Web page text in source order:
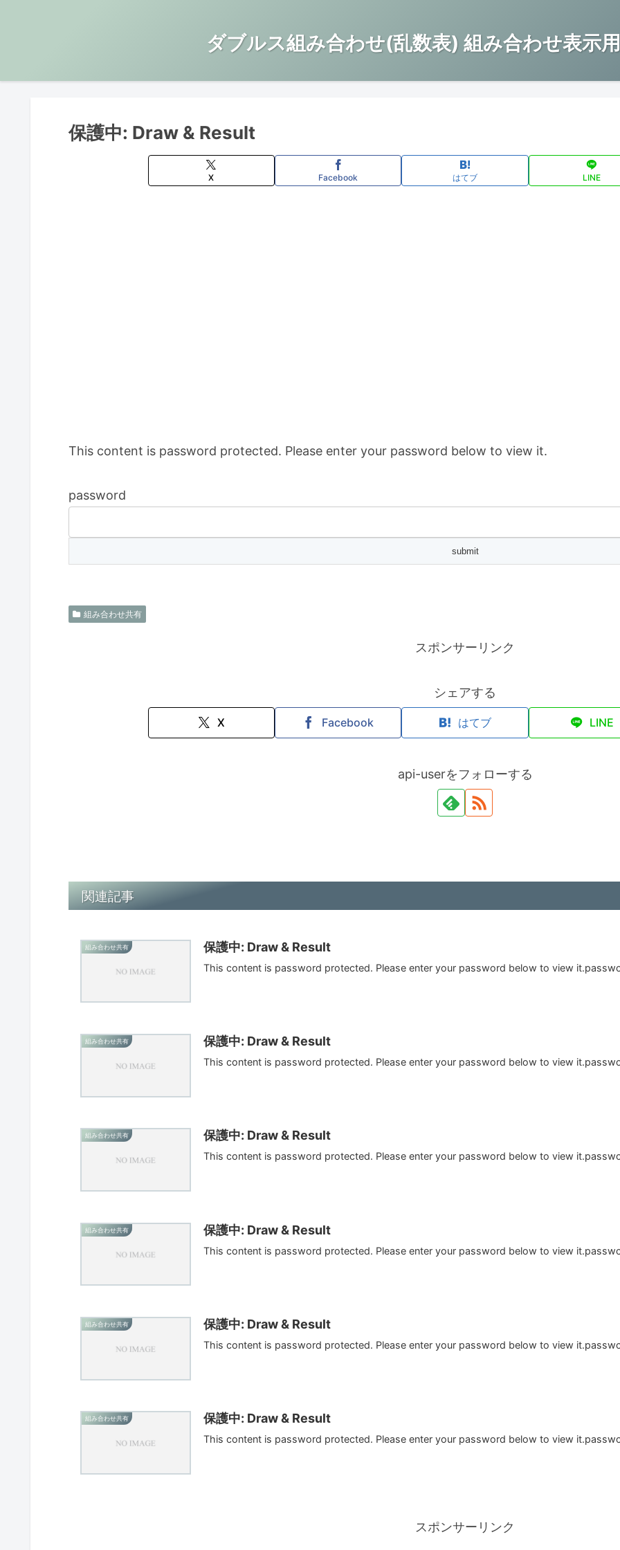
ダブルス組み合わせ(乱数表) 組み合わせ表示
保護中: Draw & Result
X Facebook はてブ LINE
This content is password protected. Please enter your password below to view it.
password
組み合わせ共有
スポンサーリンク
シェアする
X Facebook はてブ LINE
api-userをフォローする
関連記事
組み合わせ共有 保護中: Draw & Result
This content is password protected. Please enter your password below to view
組み合わせ共有 保護中: Draw & Result
This content is password protected. Please enter your password below to view
組み合わせ共有 保護中: Draw & Result
This content is password protected. Please enter your password below to view
組み合わせ共有 保護中: Draw & Result
This content is password protected. Please enter your password below to view
組み合わせ共有 保護中: Draw & Result
This content is password protected. Please enter your password below to view
組み合わせ共有 保護中: Draw & Result
This content is password protected. Please enter your password below to view
スポンサーリンク